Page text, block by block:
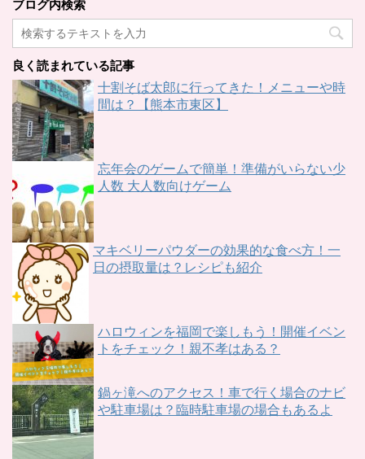
ブログ内検索
良く読まれている記事
十割そば太郎に行ってきた！メニューや時
間は？【熊本市東区】
忘年会のゲームで簡単！準備がいらない少
人数 大人数向けゲーム
マキベリーパウダーの効果的な食べ方！一
日の摂取量は？レシピも紹介
ハロウィンを福岡で楽しもう！開催イベン
トをチェック！親不孝はある？
鍋ヶ滝へのアクセス！車で行く場合のナビ
や駐車場は？臨時駐車場の場合もあるよ